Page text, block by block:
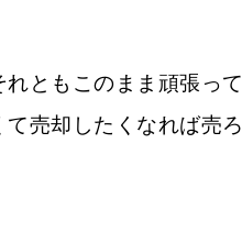
ともこのまま頑張っ
売却したくなれば売